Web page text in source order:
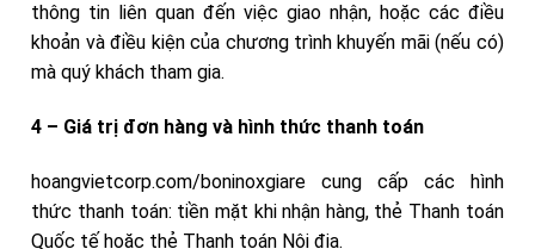
thông tin liên quan đến việc giao nhận, hoặc các điều
khoản và điều kiện của chương trình khuyến mãi (nếu có)
mà quý khách tham gia.
4 – Giá trị đơn hàng và hình thức thanh toán
hoangvietcorp.com/boninoxgiare cung cấp các hình
thức thanh toán: tiền mặt khi nhận hàng, thẻ Thanh toán
Quốc tế hoặc thẻ Thanh toán Nội địa.